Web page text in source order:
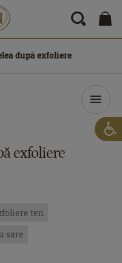
după exfoliere
exfoliere
ten
sare